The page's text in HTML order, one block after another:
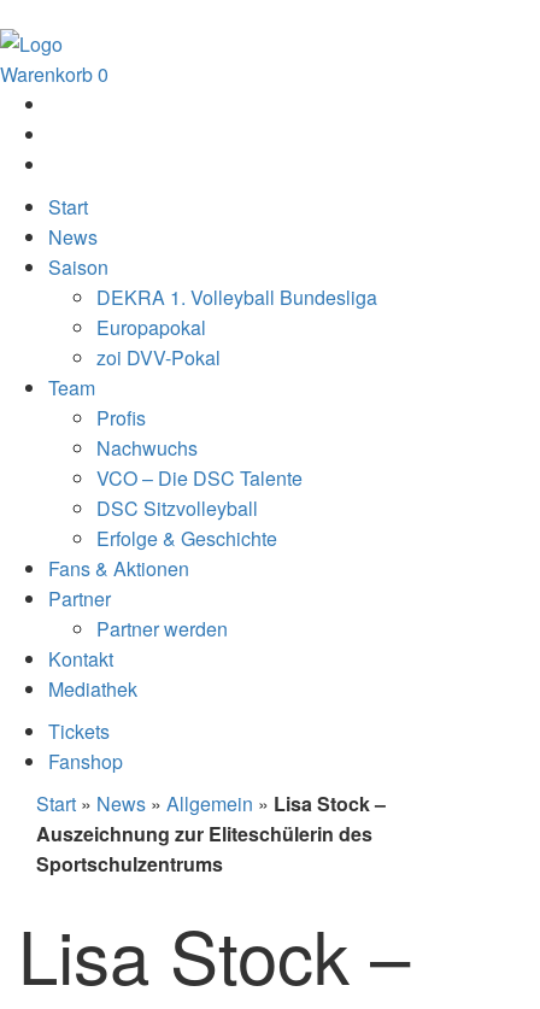
Warenkorb0
Start
News
Saison
DEKRA 1. Volleyball Bundesliga
Europapokal
zoi DVV-Pokal
Team
Profis
Nachwuchs
VCO – Die DSC Talente
DSC Sitzvolleyball
Erfolge & Geschichte
Fans & Aktionen
Partner
Partner werden
Kontakt
Mediathek
Tickets
Fanshop
Start » News » Allgemein » Lisa Stock –
Auszeichnung zur Eliteschülerin des
Sportschulzentrums
Lisa Stock –